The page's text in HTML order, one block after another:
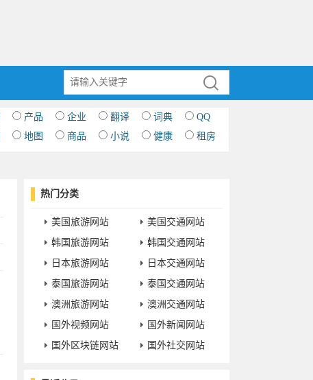
产品 企业 翻译 词典
QQ
地图 商品 小说 健康 租房
热门分类
美国旅游网站
美国交通网站
韩国旅游网站
韩国交通网站
日本旅游网站
日本交通网站
泰国旅游网站
泰国交通网站
澳洲旅游网站
澳洲交通网站
国外视频网站
国外新闻网站
国外区块链网站
国外社交网站